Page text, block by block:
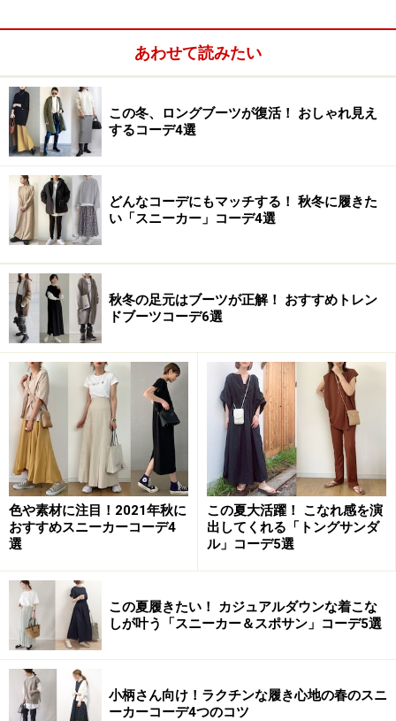
英国女性の得意とするスタリングは「ミックス・コーデ
ィネート」。デザイナーズブランド、ヴィンテージ、チ
ープなアイテムを、とにかくミックスして、オリジナリ
ティ溢れるスタイリングをすること！ これが英国スタイ
ル。こちらのロンドン女性も、デザイナーものと手頃な
アイテムを上手くバランスよくミックスしていて、洗練
された雰囲気が漂っています。足元はブラウンのストッ
キングに乗馬ブーツにを合わせ、今季トレンドをしっか
りと押さえたスタイリング。全体的にブラウンで統一さ
れたシックなコーディネートで、ブラウンのグラデーシ
ョン使いにお洒落上級者の技が感じられます。マフラー
は旬のタータンチェックをセレクト。前髪を上げたヘア
スタイルのおかげで、マフラーで首元にボリュームを出
しても、すっきりとした印象に。
あわせて読みたい
この冬、ロングブーツが復活！ おしゃれ見え
するコーデ4選
どんなコーデにもマッチする！ 秋冬に履きた
い「スニーカー」コーデ4選
秋冬の足元はブーツが正解！ おすすめトレン
ドブーツコーデ6選
色や素材に注目！2021年秋に
おすすめスニーカーコーデ4
選
この夏大活躍！ こなれ感を演
出してくれる「トングサンダ
ル」コーデ5選
この夏履きたい！ カジュアルダウンな着こな
しが叶う「スニーカー＆スポサン」コーデ5選
小柄さん向け！ラクチンな履き心地の春のスニ
ーカーコーデ4つのコツ